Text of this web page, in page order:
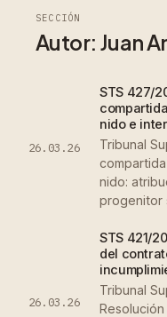
SECCIÓN
Autor: Juan
26.03.26
STS 427/
nido e
Tribunal
nido:
progenitor
26.03.26
STS 421/
del
Tribunal